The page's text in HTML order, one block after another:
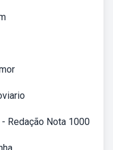
Redação Nota 1000